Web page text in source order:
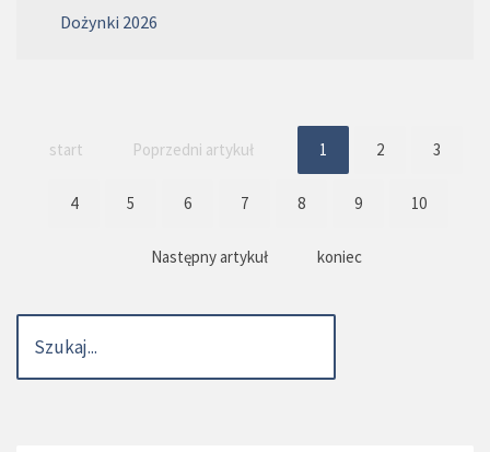
Dożynki 2026
start Poprzedni artykuł 1 2 3
4 5 6 7 8 9 10
Następny artykuł koniec